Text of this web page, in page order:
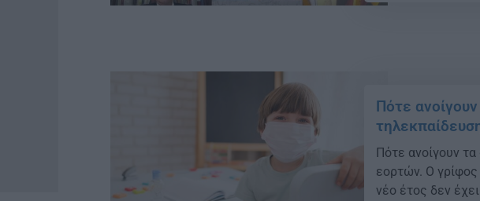
αξιότιμοι
Πότε
Πότε ανοίγουν
εορτών. Ο γρίφος
νέο έτος δεν